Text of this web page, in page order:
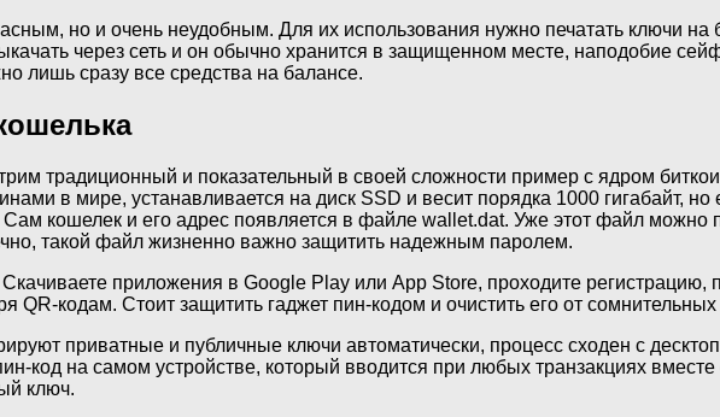
но и очень неудобным. Для их использования нужно печатать ключи на
через сеть и он обычно хранится в защищенном месте, наподобие
лишь сразу все средства на балансе.
традиционный и показательный в своей сложности пример с ядром
в мире, устанавливается на диск SSD и весит порядка 1000 гигабайт,
Сам кошелек и его адрес появляется в файле wallet.dat. Уже этот файл можно
такой файл жизненно важно защитить надежным паролем.
приложения в Google Play или App Store, проходите регистрацию,
QR-кодам. Стоит защитить гаджет пин-кодом и очистить его от
приватные и публичные ключи автоматически, процесс сходен с
код на самом устройстве, который вводится при любых транзакциях
ключ.